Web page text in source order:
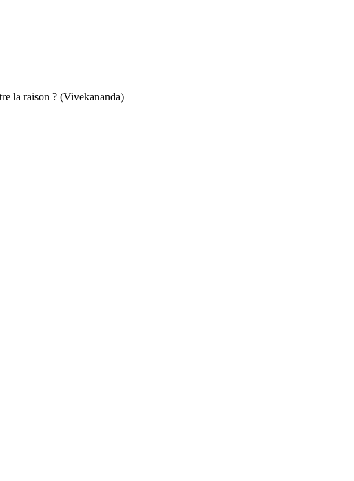
la raison ? (Vivekananda)